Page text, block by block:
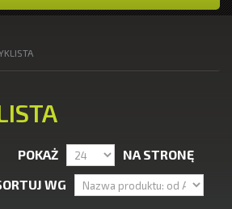
POKAŻ
NA STRONĘ
WG